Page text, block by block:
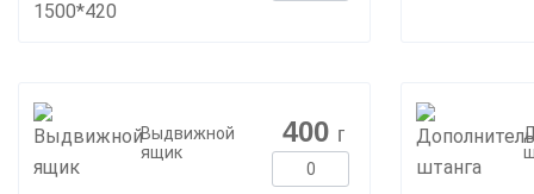
Выдвижной
ящик
400 г